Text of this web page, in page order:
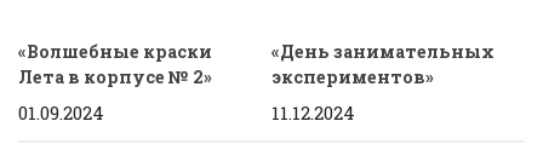
«Волшебные краски
Лета в корпусе № 2»
01.09.2024
«День занимательных
экспериментов»
11.12.2024